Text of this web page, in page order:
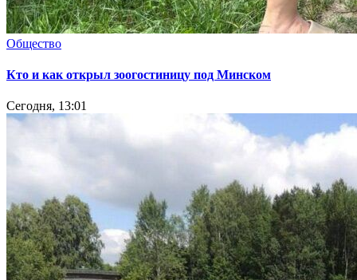
Общество
Кто и как открыл зоогостиницу под Минском
Сегодня, 13:01